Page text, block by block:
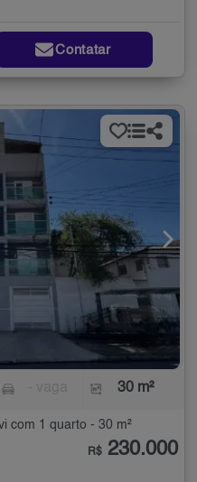
Contatar
30 m²
com 1 quarto - 30 m²
R$ 230.000